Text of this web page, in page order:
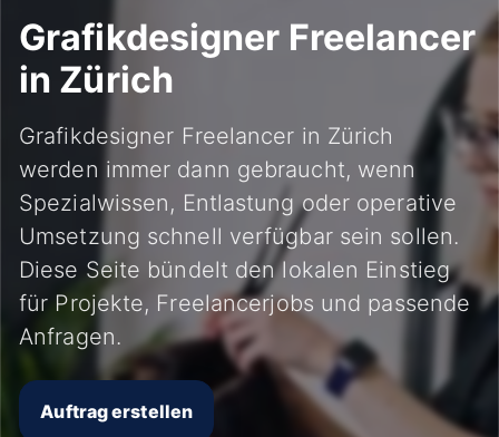
Grafikdesigner Freelancer
in Zürich
Grafikdesigner Freelancer in Zürich
werden immer dann gebraucht, wenn
Spezialwissen, Entlastung oder operative
Umsetzung schnell verfügbar sein sollen.
Diese Seite bündelt den lokalen Einstieg
für Projekte, Freelancerjobs und passende
Anfragen.
Auftrag erstellen